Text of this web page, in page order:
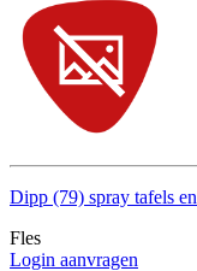
Dipp (79) spray tafels
Fles
Login aanvragen